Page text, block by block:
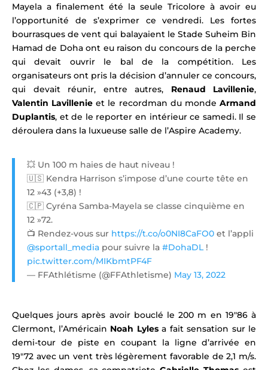
Mayela a finalement été la seule Tricolore à avoir eu
l’opportunité de s’exprimer ce vendredi. Les fortes
bourrasques de vent qui balayaient le Stade Suheim Bin
Hamad de Doha ont eu raison du concours de la perche
qui devait ouvrir le bal de la compétition. Les
organisateurs ont pris la décision d’annuler ce concours,
qui devait réunir, entre autres, Renaud Lavillenie,
Valentin Lavillenie et le recordman du mondeArmand
Duplantis, et de le reporter en intérieur ce samedi. Il se
déroulera dans la luxueuse salle de l’Aspire Academy.
💥 Un 100 m haies de haut niveau !
🇺🇸 Kendra Harrison s’impose d’une courte tête en
12 »43 (+3,8) !
🇨🇵 Cyréna Samba-Mayela se classe cinquième en
12 »72.
📺 Rendez-vous sur https://t.co/o0NI8CaFO0 et l’appli
@sportall_media pour suivre la #DohaDL!
pic.twitter.com/MIKbmtPF4F
— FFAthlétisme (@FFAthletisme) May 13, 2022
Quelques jours après avoir bouclé le 200 m en 19″86 à
Clermont, l’Américain Noah Lylesa fait sensation sur le
demi-tour de piste en coupant la ligne d’arrivée en
19″72 avec un vent très légèrement favorable de 2,1 m/s.